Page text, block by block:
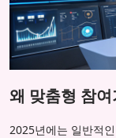
왜 맞춤형 참
2025년에는 일반적